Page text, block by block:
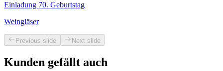
Einladung 70. Geburtstag
Weingläser
Previous slide Next slide
Kunden gefällt auch